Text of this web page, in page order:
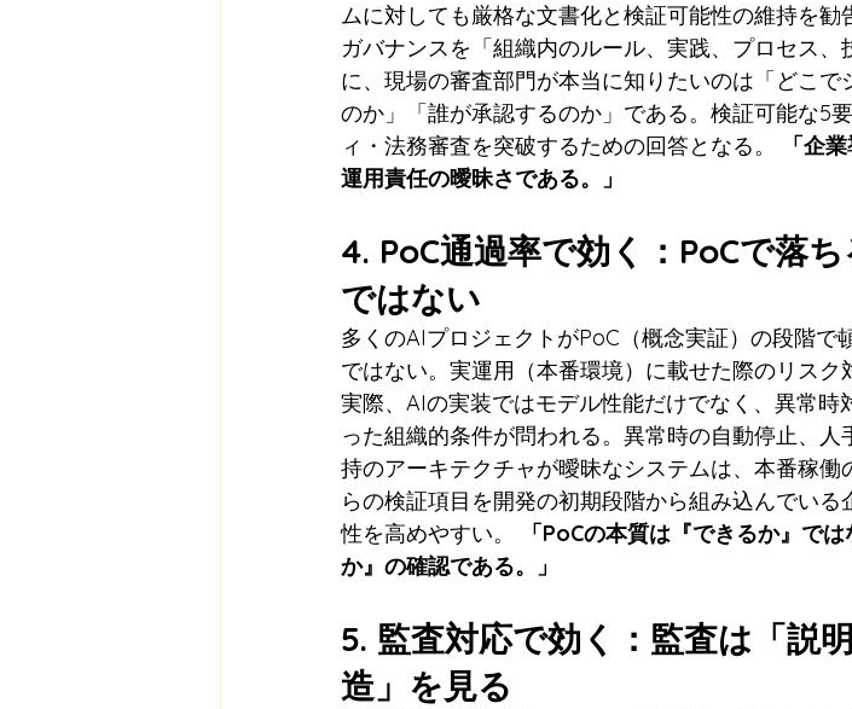
ムに対しても厳格な文書化と検証可能性の維持を
ガバナンスを「組織内のルール、実践、プロセス
に、現場の審査部門が本当に知りたいのは「どこ
のか」「誰が承認するのか」である。検証可能な5
ィ・法務審査を突破するための回答となる。
「企
運用責任の曖昧さである。」
4. PoC通過率で効く：PoCで落
ではない
多くのAIプロジェクトがPoC（概念実証）の段階で
ではない。実運用（本番環境）に載せた際のリスク
実際、AIの実装ではモデル性能だけでなく、異常
った組織的条件が問われる。異常時の自動停止、
持のアーキテクチャが曖昧なシステムは、本番稼
らの検証項目を開発の初期段階から組み込んでい
性を高めやすい。
「PoCの本質は『できるか』で
か』の確認である。」
5. 監査対応で効く：監査は「説
造」を見る